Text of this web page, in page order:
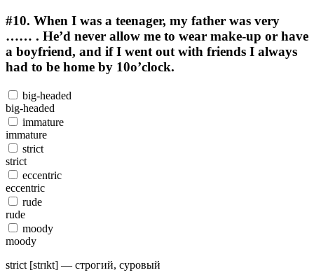
#10. When I was a teenager, my father was very
…… . He’d never allow me to wear make-up or have
a boyfriend, and if I went out with friends I always
had to be home by 10o’clock.
big-headed
big-headed
immature
immature
strict
strict
eccentric
eccentric
rude
rude
moody
moody
strict [strɪkt] — строгий, суровый